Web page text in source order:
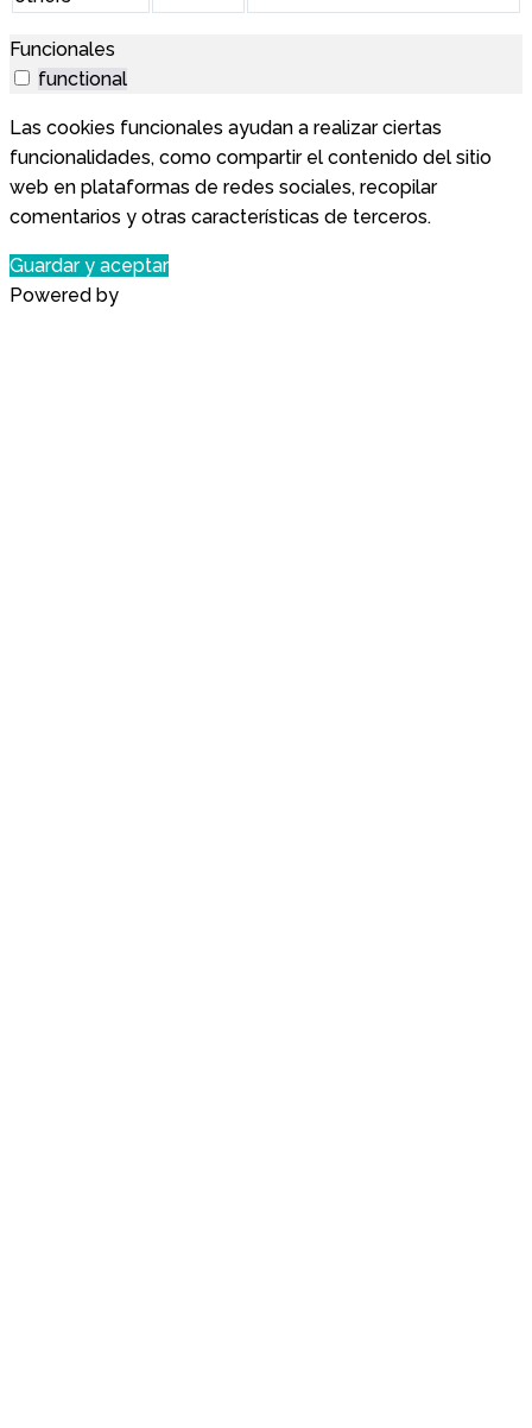
Funcionales
functional
Las cookies funcionales ayudan a realizar ciertas
funcionalidades, como compartir el contenido del sitio
web en plataformas de redes sociales, recopilar
comentarios y otras características de terceros.
Guardar y aceptar
Powered by